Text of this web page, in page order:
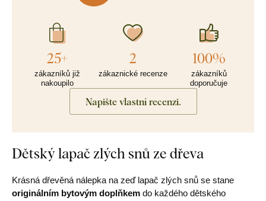
25+
zákazníků již
nakoupilo
2
zákaznické recenze
100%
zákazníků
doporučuje
Napište vlastní recenzi.
Dětský lapač zlých snů ze dřeva
Krásná dřevěná nálepka na zeď lapač zlých snů se stane
originálním bytovým doplňkem do každého dětského